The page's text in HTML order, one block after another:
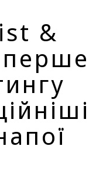
&
перше